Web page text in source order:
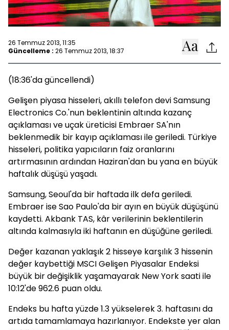
26 Temmuz 2013, 11:35
Güncelleme : 26 Temmuz 2013, 18:37
(18:36'da güncellendi)
Gelişen piyasa hisseleri, akıllı telefon devi Samsung
Electronics Co.'nun beklentinin altında kazanç
açıklaması ve uçak üreticisi Embraer SA'nın
beklenmedik bir kayıp açıklaması ile geriledi. Türkiye
hisseleri, politika yapıcıların faiz oranlarını
artırmasının ardından Haziran'dan bu yana en büyük
haftalık düşüşü yaşadı.
Samsung, Seoul'da bir haftada ilk defa geriledi.
Embraer ise Sao Paulo'da bir ayın en büyük düşüşünü
kaydetti. Akbank TAS, kâr verilerinin beklentilerin
altında kalmasıyla iki haftanın en düşüğüne geriledi.
Değer kazanan yaklaşık 2 hisseye karşılık 3 hissenin
değer kaybettiği MSCI Gelişen Piyasalar Endeksi
büyük bir değişiklik yaşamayarak New York saati ile
10:12'de 962.6 puan oldu.
Endeks bu hafta yüzde 1.3 yükselerek 3. haftasını da
artıda tamamlamaya hazırlanıyor. Endekste yer alan